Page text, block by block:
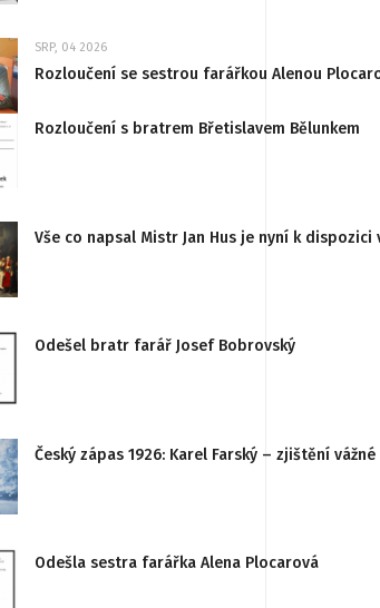
SRP, 04 2026
Rozloučení se sestrou farářkou Alenou
Rozloučení s bratrem Břetislavem Bělunkem
Vše co napsal Mistr Jan Hus je nyní k
Odešel bratr farář Josef Bobrovský
Český zápas 1926: Karel Farský – zjištění
Odešla sestra farářka Alena Plocarová